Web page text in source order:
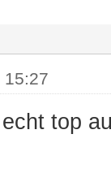
15:27
top